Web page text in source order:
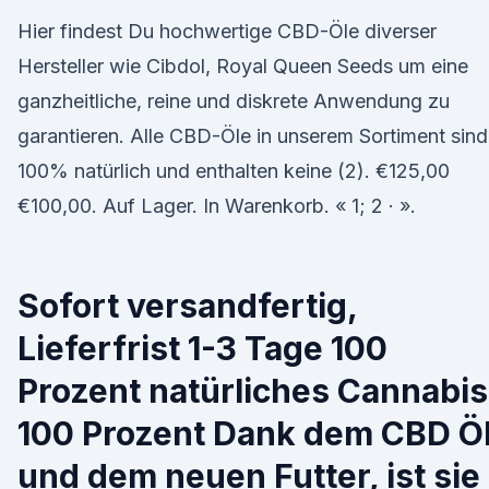
Hier findest Du hochwertige CBD-Öle diverser
Hersteller wie Cibdol, Royal Queen Seeds um eine
ganzheitliche, reine und diskrete Anwendung zu
garantieren. Alle CBD-Öle in unserem Sortiment sind
100% natürlich und enthalten keine (2). €125,00
€100,00. Auf Lager. In Warenkorb. « 1; 2 · ».
Sofort versandfertig,
Lieferfrist 1-3 Tage 100
Prozent natürliches
100 Prozent Dank dem CBD
und dem neuen Futter, ist sie